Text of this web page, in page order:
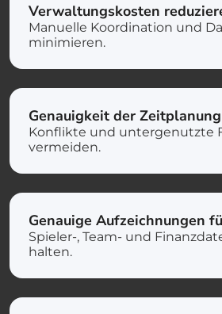
Verwaltungskosten
Manuelle Koordination und
minimieren.
Genauigkeit der
Konflikte und untergenutzte
vermeiden.
Genauige Aufzeichnungen
Spieler-, Team- und
halten.